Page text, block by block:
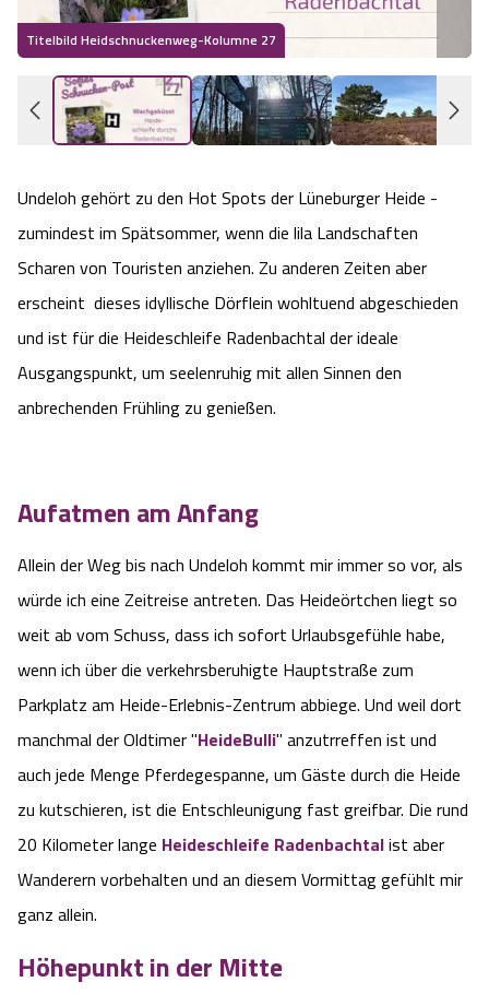
Wandern im Herbst
Wandern im Winter
Heideschleifen
Rundwanderwege am Heidschnuckenweg
Was zeichnet die Heideschleifen aus?
Gastgeber
Unterkünfte
Anreise
Wandern ohne Gepäck
Karte und GPS-Daten
Wanderpass
Katalogbestellung
Barriere­freiheits-Einstell­ungen
Titelbild Heidschnuckenweg-Kolumne 27
Undeloh gehört zu den Hot Spots der Lüneburger Heide -
zumindest im Spätsommer, wenn die lila Landschaften
Scharen von Touristen anziehen. Zu anderen Zeiten aber
erscheint dieses idyllische Dörflein wohltuend abgeschieden
und ist für die Heideschleife Radenbachtal der ideale
Ausgangspunkt, um seelenruhig mit allen Sinnen den
anbrechenden Frühling zu genießen.
Aufatmen am Anfang
Allein der Weg bis nach Undeloh kommt mir immer so vor, als
würde ich eine Zeitreise antreten. Das Heideörtchen liegt so
weit ab vom Schuss, dass ich sofort Urlaubsgefühle habe,
wenn ich über die verkehrsberuhigte Hauptstraße zum
Parkplatz am Heide-Erlebnis-Zentrum abbiege. Und weil dort
manchmal der Oldtimer "HeideBulli" anzutrreffen ist und
auch jede Menge Pferdegespanne, um Gäste durch die Heide
zu kutschieren, ist die Entschleunigung fast greifbar. Die rund
20 Kilometer lange Heideschleife Radenbachtalist aber
Wanderern vorbehalten und an diesem Vormittag gefühlt mir
ganz allein.
Höhepunkt in der Mitte